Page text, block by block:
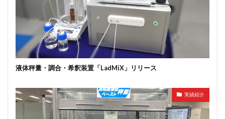
液体秤量・調合・希釈装置「LadMiX」リリース
実績紹介